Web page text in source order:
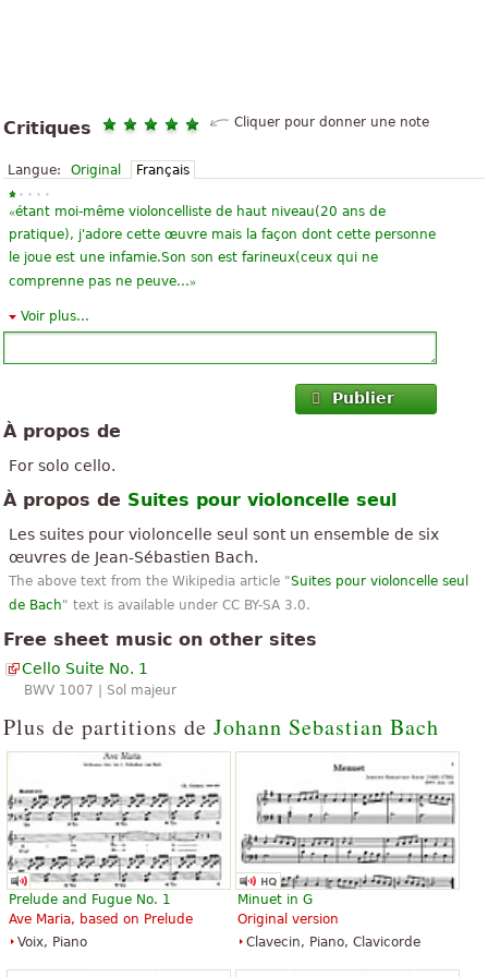
Critiques Cliquer pour donner une note
Langue: Original Français
«étant moi-même violoncelliste de haut niveau(20 ans de
pratique), j'adore cette œuvre mais la façon dont cette personne
le joue est une infamie.Son son est farineux(ceux qui ne
comprenne pas ne peuve...»
« elle doit me permettre d'accorder mon violoncelle et apprendre
J'ai adoré cette chanson et je n'ai jamais les notes
malheureusement placé au bout de 3 ans, mais maintenant, j'ai
décidé que je veux jouer à nouveau. Je HbAD les notes jouées
avec 13 e...»
«Merci beaucoup !!!
Est-ce que quelqu'un sait comment trouver ?
1er morceau : « Dîner »
2e morceau : « Nocturne »
https://www.youtube.com/watc...
considéré par beaucoup (et je m'inclus certainement) comme
l'un des plus grands musiciens de l'histoire de l'Occident... »
«Bien que j'ai 13 ans et une année en jouant du violoncelle je
monte mon audition pour un festival, je suis soit présenter le
Requiem (qui déjà toucher lors d'un concert et j'ai adoré) e...»
«Agora vou ter a oportunidade de aprender a tocar uma das
melhores composições a solo mais frequentemente tocadas e
reconhecidas para violoncelo, eu amo essa música obrigado.»
Voir plus...
Publier
À propos de
For solo cello.
À propos de Suites pour violoncelle seul
Les suites pour violoncelle seul sont un ensemble de six
œuvres de Jean-Sébastien Bach.
The above text from the Wikipedia article "Suites pour violoncelle seul
de Bach" text is available under CC BY-SA 3.0.
Free sheet music on other sites
Cello Suite No. 1
BWV 1007 | Sol majeur
Plus de partitions de Johann Sebastian Bach
Prelude and Fugue No. 1
Ave Maria, based on Prelude
Voix, Piano
Minuet in G
Original version
Clavecin, Piano, Clavicorde